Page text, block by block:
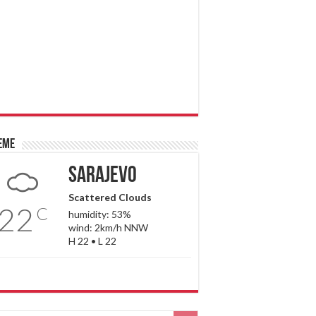
C
Sarajevo
Scattered Clouds
humidity: 53%
wind: 2km/h NNW
H 22 • L 22